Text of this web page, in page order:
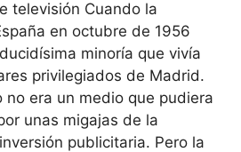
televisión Cuando la
en octubre de 1956
minoría que vivía
privilegiados de Madrid.
no era un medio que pudiera
unas migajas de la
publicitaria. Pero la